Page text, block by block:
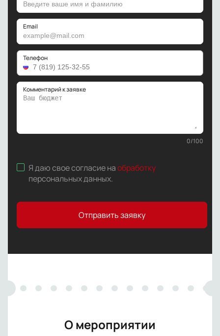
Email
Телефон
Комментарий к заявке
0/100
Я даю свое согласие наобработку
персональных данных.
Отправить заявку
О мероприятии